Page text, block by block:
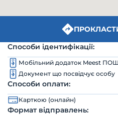
Способи ідентифікації:
Мобільний додаток Meest
Документ що посвідчує особу
Способи оплати:
Карткою (онлайн)
Формат відправлень: